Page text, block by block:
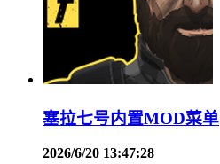
塞拉七号内置MOD菜单
2026/6/20 13:47:28